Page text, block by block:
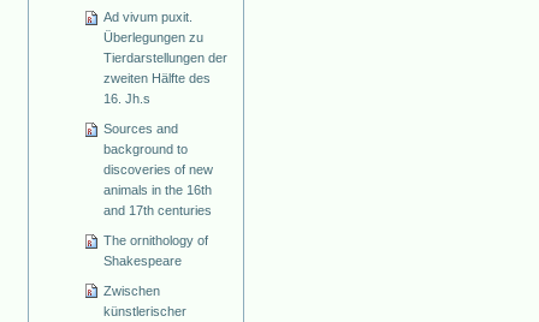
Ad vivum puxit.
Überlegungen zu
Tierdarstellungen der
zweiten Hälfte des
16. Jh.s
Sources and
background to
discoveries of new
animals in the 16th
and 17th centuries
The ornithology of
Shakespeare
Zwischen
künstlerischer